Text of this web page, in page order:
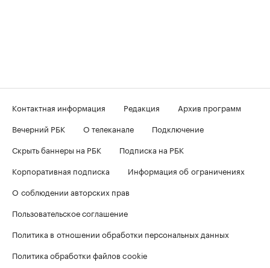
Контактная информация Редакция
Архив программ
Вечерний РБК
О телеканале
Подключение
Скрыть баннеры на РБК
Подписка на РБК
Корпоративная подписка
Информация об ограничениях
О соблюдении авторских прав
Пользовательское соглашение
Политика в отношении обработки персональных данных
Политика обработки файлов cookie